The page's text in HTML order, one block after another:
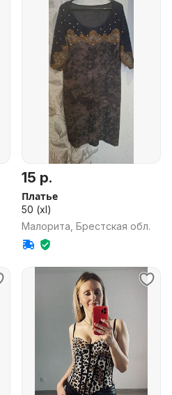
15 р.
Платье
50 (xl)
Малорита, Брестская обл.